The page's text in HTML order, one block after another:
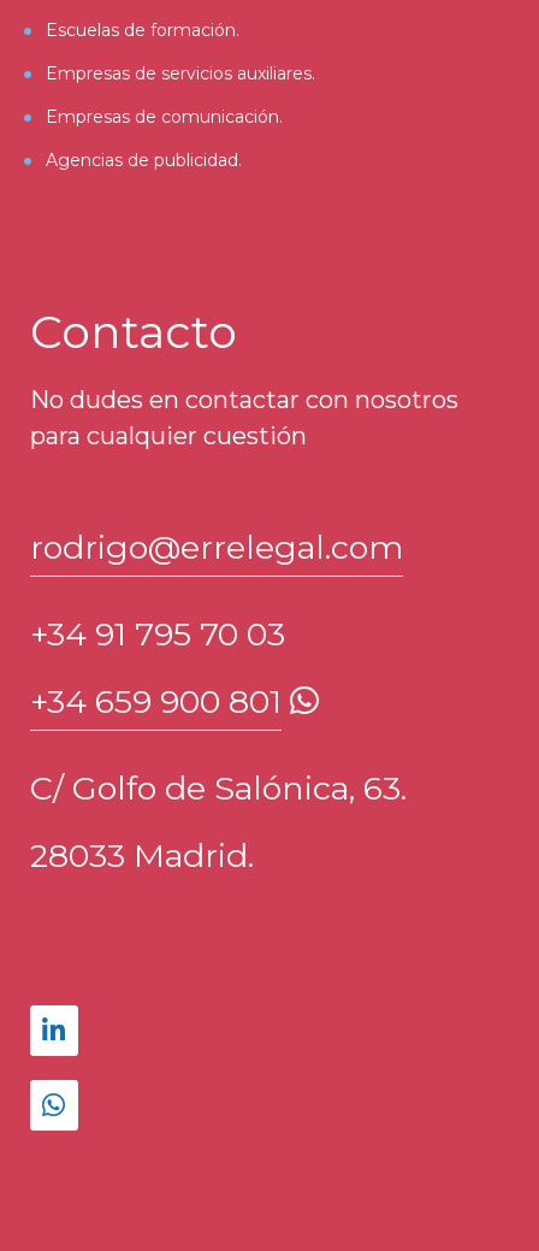
Escuelas de formación.
Empresas de servicios auxiliares.
Empresas de comunicación.
Agencias de publicidad.
Contacto
No dudes en contactar con nosotros
para cualquier cuestión
rodrigo@errelegal.com
+34 91 795 70 03
+34 659 900 801
C/ Golfo de Salónica, 63.
28033 Madrid.